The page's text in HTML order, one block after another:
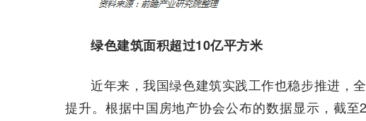
绿色建筑面积超过10亿平方米
近年来，我国绿色建筑实践工作也稳步推进，
提升。根据中国房地产协会公布的数据显示，截